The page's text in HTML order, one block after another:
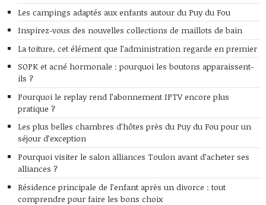
Les campings adaptés aux enfants autour du Puy du Fou
Inspirez-vous des nouvelles collections de maillots de bain
La toiture, cet élément que l’administration regarde en premier
SOPK et acné hormonale : pourquoi les boutons apparaissent-
ils ?
Pourquoi le replay rend l’abonnement IPTV encore plus
pratique ?
Les plus belles chambres d’hôtes près du Puy du Fou pour un
séjour d’exception
Pourquoi visiter le salon alliances Toulon avant d’acheter ses
alliances ?
Résidence principale de l’enfant après un divorce : tout
comprendre pour faire les bons choix